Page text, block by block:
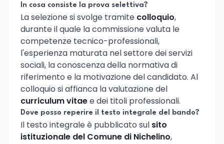
In cosa consiste la prova selettiva?
La selezione si svolge tramite colloquio,
durante il quale la commissione valuta le
competenze tecnico-professionali,
l'esperienza maturata nel settore dei servizi
sociali, la conoscenza della normativa di
riferimento e la motivazione del candidato. Al
colloquio si affianca la valutazione del
curriculum vitaee dei titoli professionali.
Dove posso reperire il testo integrale del bando?
Il testo integrale è pubblicato sul sito
istituzionale del Comune di Nichelino,